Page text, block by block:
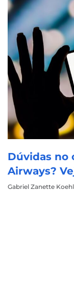
Dúvidas no
Airways?
Gabriel Zanette